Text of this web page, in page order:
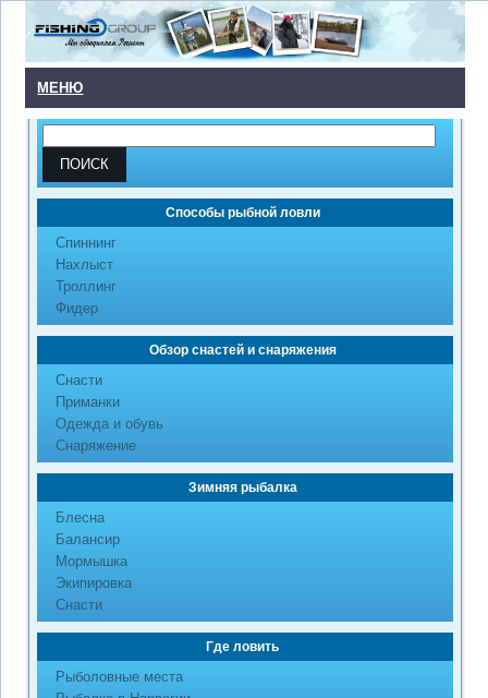
МЕНЮ
Способы рыбной ловли
Cпиннинг
Нахлыст
Троллинг
Фидер
Обзор снастей и снаряжения
Снасти
Приманки
Одежда и обувь
Снаряжение
Зимняя рыбалка
Блесна
Балансир
Мормышка
Экипировка
Снасти
Где ловить
Рыболовные места